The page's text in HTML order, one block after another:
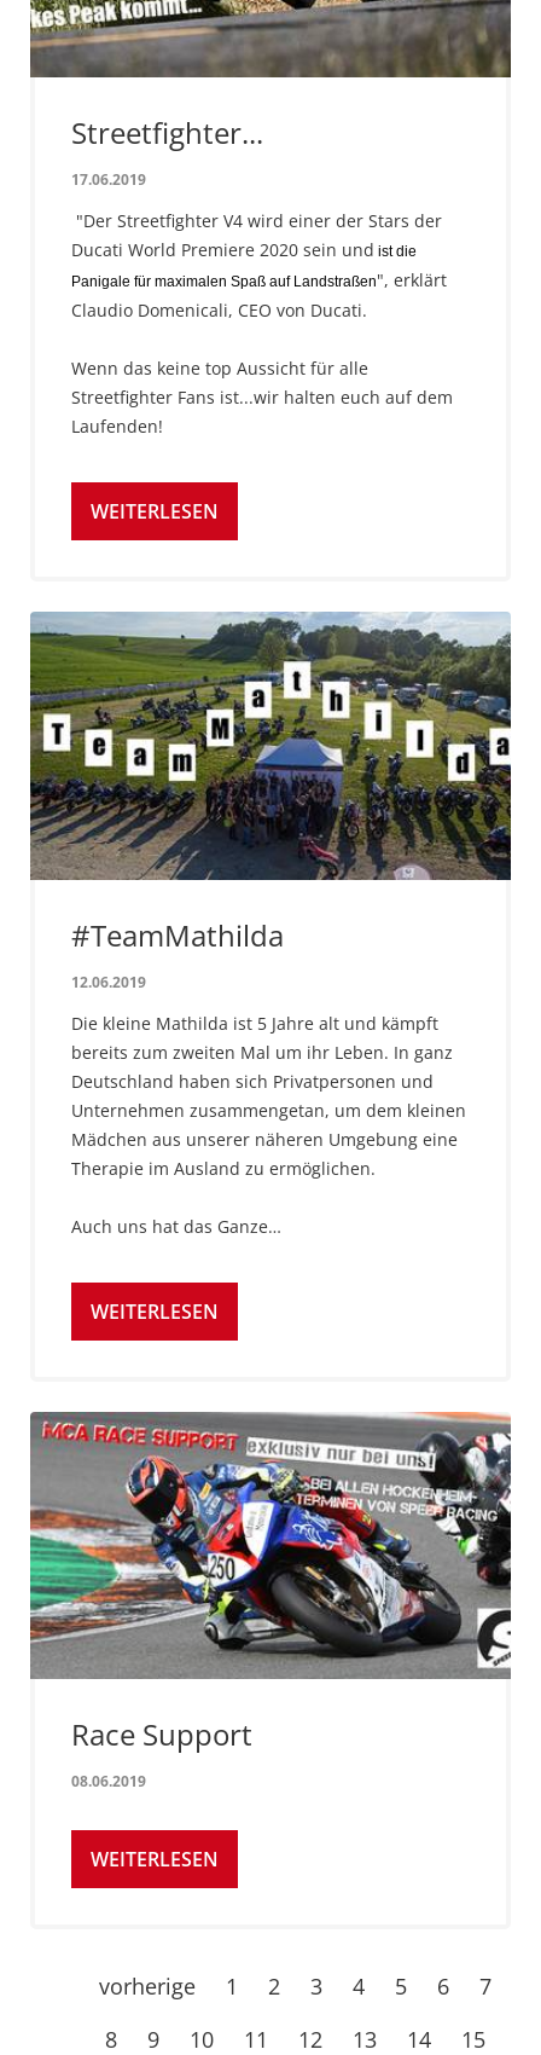
Streetfighter...
17.06.2019
"Der Streetfighter V4 wird einer der Stars der
Ducati World Premiere 2020 sein und ist die
Panigale für maximalen Spaß auf Landstraßen", erklärt
Claudio Domenicali, CEO von Ducati.
Wenn das keine top Aussicht für alle
Streetfighter Fans ist...wir halten euch auf dem
Laufenden!
WEITERLESEN
#TeamMathilda
12.06.2019
Die kleine Mathilda ist 5 Jahre alt und kämpft
bereits zum zweiten Mal um ihr Leben. In ganz
Deutschland haben sich Privatpersonen und
Unternehmen zusammengetan, um dem kleinen
Mädchen aus unserer näheren Umgebung eine
Therapie im Ausland zu ermöglichen.
Auch uns hat das Ganze…
WEITERLESEN
Race Support
08.06.2019
WEITERLESEN
vorherige 1 2 3 4 5 6
7
8
9 10 11 12 13 14
15